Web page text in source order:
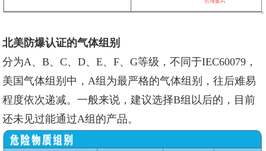
北美防爆认证的气体组别
分为A、B、C、D、E、F、G等级，不同于IEC60079，
美国气体组别中，A组为最严格的气体组别，往后难易
程度依次递减。一般来说，建议选择B组以后的，目前
还未见过能通过A组的产品。